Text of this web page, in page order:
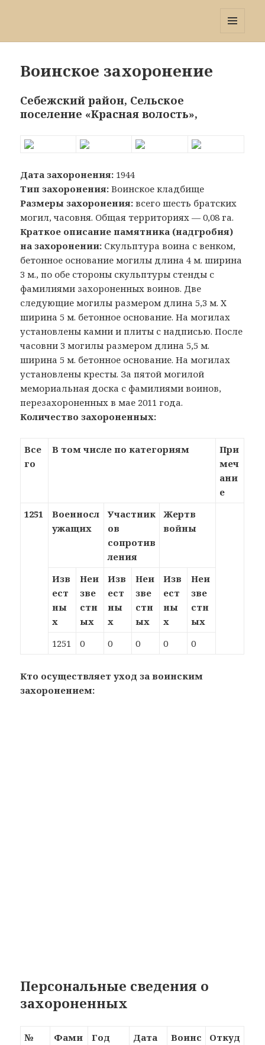
Воинское захоронение
Себежский район, Сельское
поселение «Красная волость»,
Дата захоронения: 1944
Тип захоронения: Воинское кладбище
Размеры захоронения: всего шесть братских
могил, часовня. Общая территориях — 0,08 га.
Краткое описание памятника (надгробия)
на захоронении: Скульптура воина с венком,
бетонное основание могилы длина 4 м. ширина
3 м., по обе стороны скульптуры стенды с
фамилиями захороненных воинов. Две
следующие могилы размером длина 5,3 м. Х
ширина 5 м. бетонное основание. На могилах
установлены камни и плиты с надписью. После
часовни 3 могилы размером длина 5,5 м.
ширина 5 м. бетонное основание. На могилах
установлены кресты. За пятой могилой
мемориальная доска с фамилиями воинов,
перезахороненных в мае 2011 года.
Количество захороненных:
Все
го
В том числе по категориям
При
меч
ани
е
1251
Военносл
ужащих
Участник
ов
сопротив
ления
Жертв
войны
Изв
ест
ны
х
Неи
зве
стн
ых
Изв
ест
ны
х
Неи
зве
стн
ых
Изв
ест
ны
х
Неи
зве
стн
ых
1251
0 0 0 0 0
Кто осуществляет уход за воинским
захоронением:
Персональные сведения о
захороненных
№
Фами
Год
Дата
Воинс
Откуд